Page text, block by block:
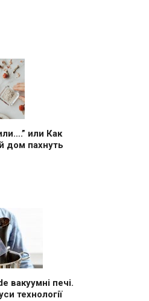
или Как
дом пахнуть
вакуумні печі.
технології